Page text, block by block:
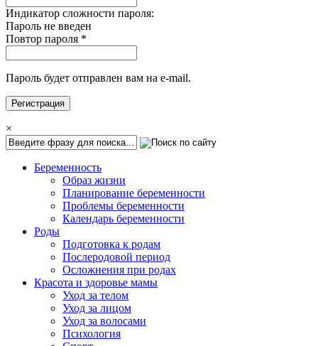
Индикатор сложности пароля:
Пароль не введен
Повтор пароля *
Пароль будет отправлен вам на e-mail.
×
Беременность
Образ жизни
Планирование беременности
Проблемы беременности
Календарь беременности
Роды
Подготовка к родам
Послеродовой период
Осложнения при родах
Красота и здоровье мамы
Уход за телом
Уход за лицом
Уход за волосами
Психология